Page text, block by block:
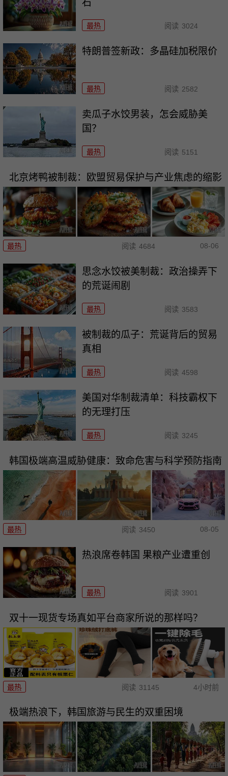
石
最热 阅读 3024
特朗普签新政：多晶硅加税限价
最热 阅读 2582
卖瓜子水饺男装，怎会威胁美
国？
最热 阅读 5151
北京烤鸭被制裁：欧盟贸易保护与产业焦虑的缩影
最热 阅读 4684 08-06
思念水饺被美制裁：政治操弄下
的荒诞闹剧
最热 阅读 3583
被制裁的瓜子：荒诞背后的贸易
真相
最热 阅读 4598
美国对华制裁清单：科技霸权下
的无理打压
最热 阅读 3245
韩国极端高温威胁健康：致命危害与科学预防指南
最热 阅读 3450 08-05
热浪席卷韩国 果粮产业遭重创
最热 阅读 3901
双十一现货专场真如平台商家所说的那样吗？
最热 阅读 31145 4小时前
极端热浪下，韩国旅游与民生的双重困境